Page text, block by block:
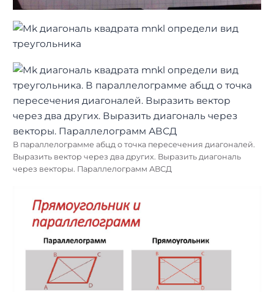
В параллелограмме абцд о точка пересечения диагоналей.
Выразить вектор через два других. Выразить диагональ
через векторы. Параллелограмм АВСД